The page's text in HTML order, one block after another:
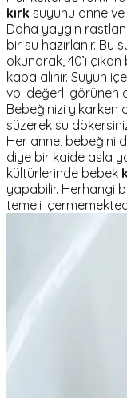
kırk suyunu anne
Daha yaygın
bir su hazırlanır. Bu
okunarak, 40’ı
kaba alınır. Suyun
vb. değerli görünen
Bebeğinizi yıkarken
süzerek su
Her anne, bebeğini
diye bir kaide asla
kültürlerinde bebek
yapabilir. Herhangi
temeli